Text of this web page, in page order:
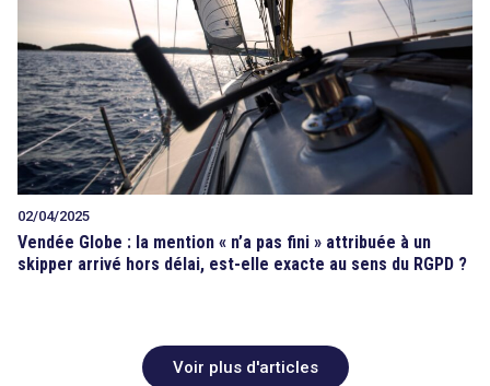
02/04/2025
Vendée Globe : la mention « n’a pas fini » attribuée à un
skipper arrivé hors délai, est-elle exacte au sens du RGPD ?
Voir plus d'articles